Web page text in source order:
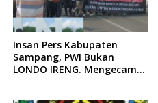
Insan Pers Kabupaten
Sampang, PWI Bukan
LONDO IRENG. Mengecam